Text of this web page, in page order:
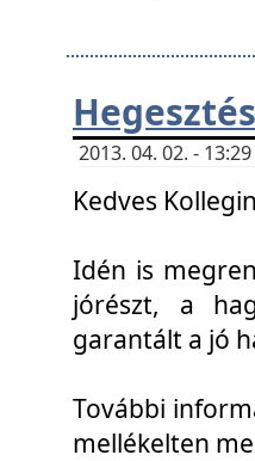
2013. 04. 02. -
Kedves
Idén is
jórészt, a
garantált a jó
További
mellékelten